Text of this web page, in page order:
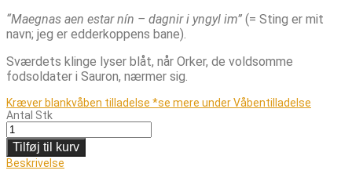
“Maegnas aen estar nín – dagnir i yngyl im” (= Sting er mit
navn; jeg er edderkoppens bane).
Sværdets klinge lyser blåt, når Orker, de voldsomme
fodsoldater i Sauron, nærmer sig.
Kræver blankvåben tilladelse *se mere under Våbentilladelse
Antal Stk
Tilføj til kurv
Beskrivelse